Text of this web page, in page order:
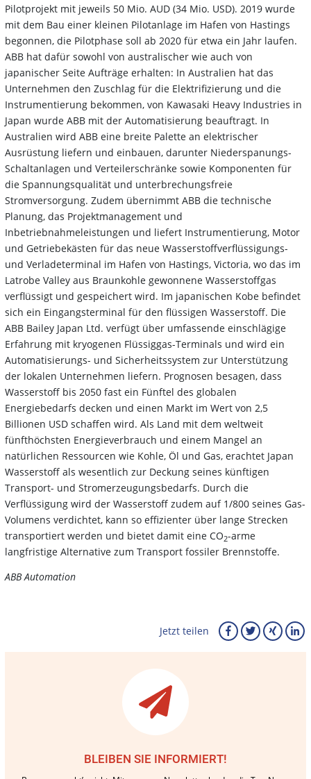
Pilotprojekt mit jeweils 50 Mio. AUD (34 Mio. USD). 2019 wurde
mit dem Bau einer kleinen Pilotanlage im Hafen von Hastings
begonnen, die Pilotphase soll ab 2020 für etwa ein Jahr laufen.
ABB hat dafür sowohl von australischer wie auch von
japanischer Seite Aufträge erhalten: In Australien hat das
Unternehmen den Zuschlag für die Elektrifizierung und die
Instrumentierung bekommen, von Kawasaki Heavy Industries in
Japan wurde ABB mit der Automatisierung beauftragt. In
Australien wird ABB eine breite Palette an elektrischer
Ausrüstung liefern und einbauen, darunter Niederspanungs-
Schaltanlagen und Verteilerschränke sowie Komponenten für
die Spannungsqualität und unterbrechungsfreie
Stromversorgung. Zudem übernimmt ABB die technische
Planung, das Projektmanagement und
Inbetriebnahmeleistungen und liefert Instrumentierung, Motor
und Getriebekästen für das neue Wasserstoffverflüssigungs-
und Verladeterminal im Hafen von Hastings, Victoria, wo das im
Latrobe Valley aus Braunkohle gewonnene Wasserstoffgas
verflüssigt und gespeichert wird. Im japanischen Kobe befindet
sich ein Eingangsterminal für den flüssigen Wasserstoff. Die
ABB Bailey Japan Ltd. verfügt über umfassende einschlägige
Erfahrung mit kryogenen Flüssiggas-Terminals und wird ein
Automatisierungs- und Sicherheitssystem zur Unterstützung
der lokalen Unternehmen liefern. Prognosen besagen, dass
Wasserstoff bis 2050 fast ein Fünftel des globalen
Energiebedarfs decken und einen Markt im Wert von 2,5
Billionen USD schaffen wird. Als Land mit dem weltweit
fünfthöchsten Energieverbrauch und einem Mangel an
natürlichen Ressourcen wie Kohle, Öl und Gas, erachtet Japan
Wasserstoff als wesentlich zur Deckung seines künftigen
Transport- und Stromerzeugungsbedarfs. Durch die
Verflüssigung wird der Wasserstoff zudem auf 1/800 seines Gas-
Volumens verdichtet, kann so effizienter über lange Strecken
transportiert werden und bietet damit eine CO2-arme
langfristige Alternative zum Transport fossiler Brennstoffe.
ABB Automation
Jetzt teilen
BLEIBEN SIE INFORMIERT!